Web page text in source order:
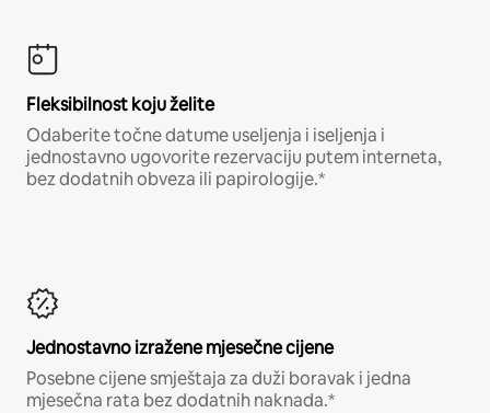
Fleksibilnost koju želite
Odaberite točne datume useljenja i iseljenja i
jednostavno ugovorite rezervaciju putem interneta,
bez dodatnih obveza ili papirologije.*
Jednostavno izražene mjesečne cijene
Posebne cijene smještaja za duži boravak i jedna
mjesečna rata bez dodatnih naknada.*